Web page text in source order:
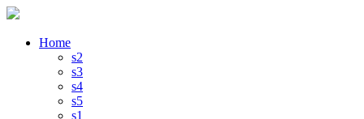
Home
s2
s3
s4
s5
s1